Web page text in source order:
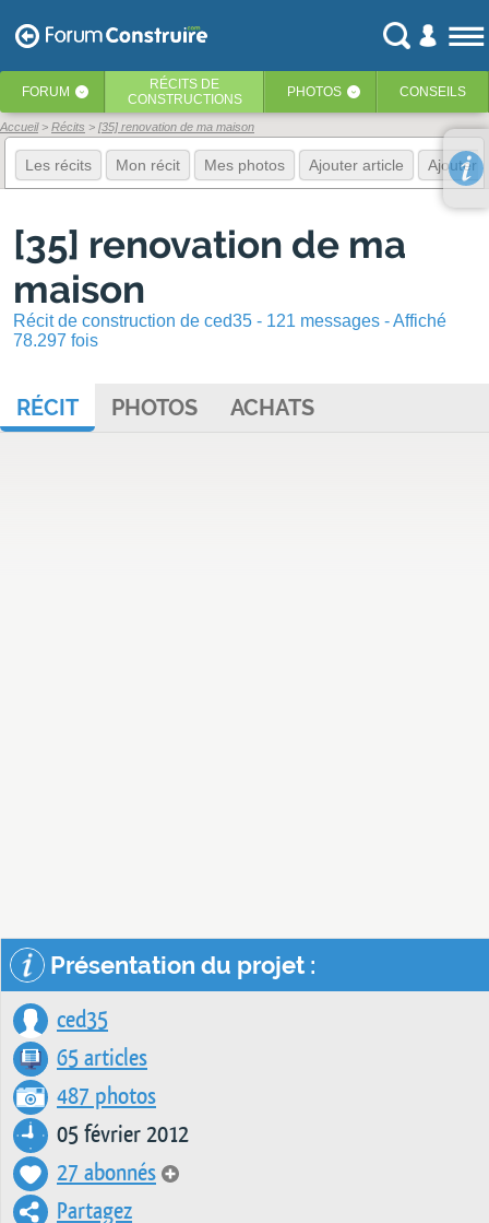
FORUM ‹ RÉCITS DE
CONSTRUCTIONS
PHOTOS ‹ CONSEILS
Accueil Récits [35] renovation de ma maison
Les récits Mon récit Mes photos Ajouter article Ajouter
[35] renovation de ma
maison
Récit de construction de ced35 - 121 messages - Affiché
78.297 fois
RÉCIT PHOTOS ACHATS
Présentation du projet :
ced35
65 articles
487 photos
05 février 2012
27 abonnés
Partagez